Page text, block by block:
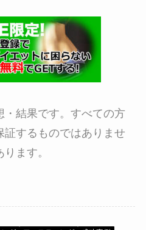
結果です。すべての方
証するものではありませ
ます。